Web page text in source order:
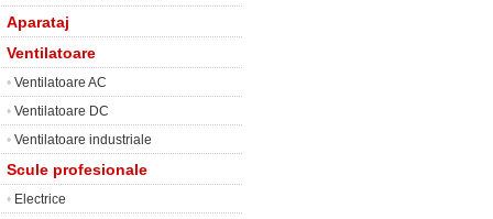
Aparataj
Ventilatoare
• Ventilatoare AC
• Ventilatoare DC
• Ventilatoare industriale
Scule profesionale
• Electrice